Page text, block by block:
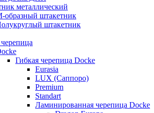
металлический
образный штакетник
штакетник
Гибкая черепица Docke
Eurasia
LUX (Саппоро)
Premium
Standart
Ламинированная черепица Docke